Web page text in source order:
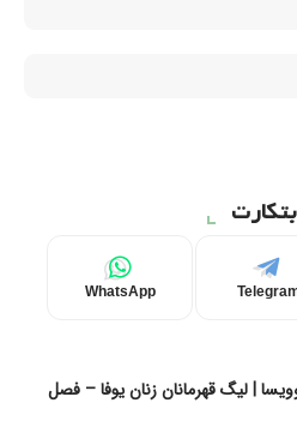
WhatsApp
| لیگ قهرمانان زنان یوفا – فصل